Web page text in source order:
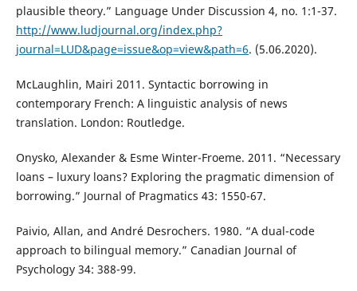
plausible theory.” Language Under Discussion 4, no. 1:1-37.
http://www.ludjournal.org/index.php?
journal=LUD&page=issue&op=view&path=6. (5.06.2020).
McLaughlin, Mairi 2011. Syntactic borrowing in
contemporary French: A linguistic analysis of news
translation. London: Routledge.
Onysko, Alexander & Esme Winter-Froeme. 2011. “Necessary
loans – luxury loans? Exploring the pragmatic dimension of
borrowing.” Journal of Pragmatics 43: 1550-67.
Paivio, Allan, and André Desrochers. 1980. “A dual-code
approach to bilingual memory.” Canadian Journal of
Psychology 34: 388-99.